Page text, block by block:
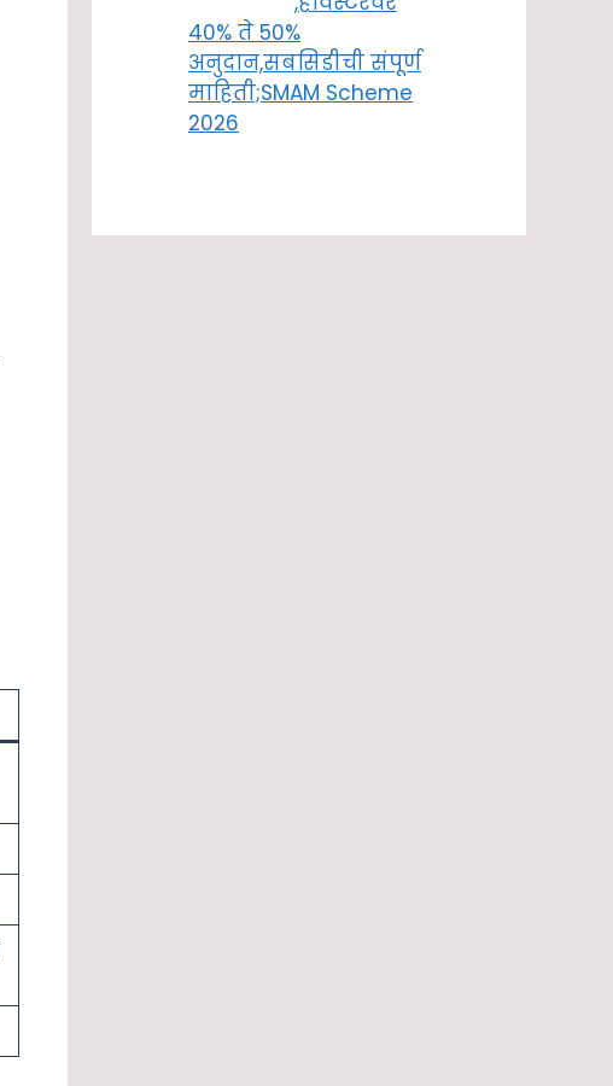
40% ते 50%
अनुदान,सबसिडीची संपूर्ण
माहिती;SMAM Scheme
2026